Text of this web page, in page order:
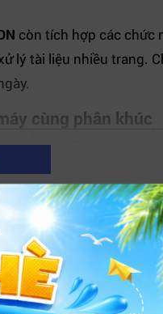
còn tích hợp các chức
lý tài liệu nhiều trang.
cùng phân khúc
40 ppm
28 ppm
30 ppm
32 ppm